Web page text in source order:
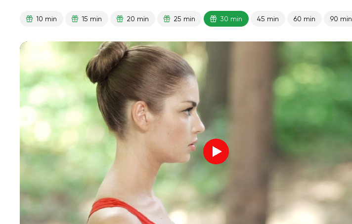
10 min 15 min 20 min 25 min 30 min 45 min 60 min 90 min
Música
sonhos matinais
chuva de verão
silêncio da montanha